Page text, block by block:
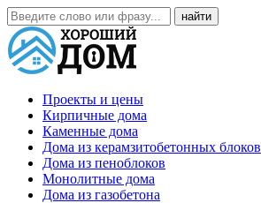
Проекты и цены
Кирпичные дома
Каменные дома
Дома из керамзитобетонных блоков
Дома из пеноблоков
Монолитные дома
Дома из газобетона